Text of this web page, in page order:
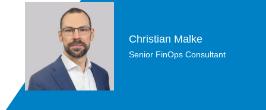
Christian Malke
Senior FinOps Consultant